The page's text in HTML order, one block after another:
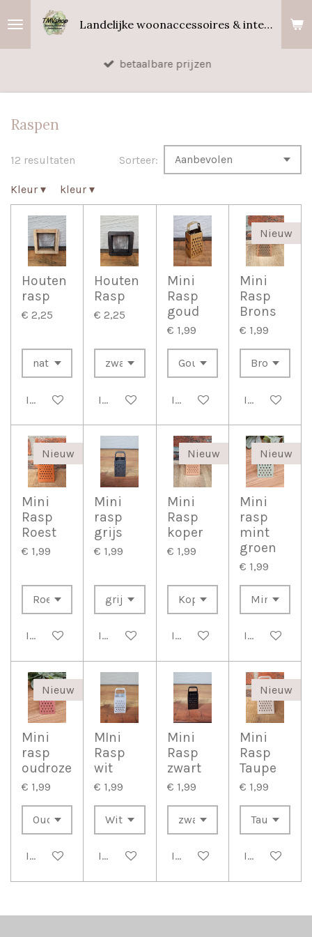
hoofdinhoud
Landelijke woonaccessoires & interieurgeuren
betaalbare prijzen
Raspen
12 resultaten Sorteer:
Kleur ▾ kleur ▾
Houten
rasp
€ 2,25
In winkelwagen
Houten
Rasp
€ 2,25
In winkelwagen
Mini
Rasp
goud
€ 1,99
In winkelwagen
Nieuw
Mini
Rasp
Brons
€ 1,99
In
Nieuw
Mini
Rasp
Roest
€ 1,99
In winkelwagen
Mini
rasp
grijs
€ 1,99
In winkelwagen
Nieuw
Mini
Rasp
koper
€ 1,99
In winkelwagen
Nieuw
Mini
rasp
mint
groen
€ 1,99
In
Nieuw
Mini
rasp
oudroze
€ 1,99
In winkelwagen
MIni
Rasp
wit
€ 1,99
In winkelwagen
Mini
Rasp
zwart
€ 1,99
In winkelwagen
Nieuw
Mini
Rasp
Taupe
€ 1,99
In